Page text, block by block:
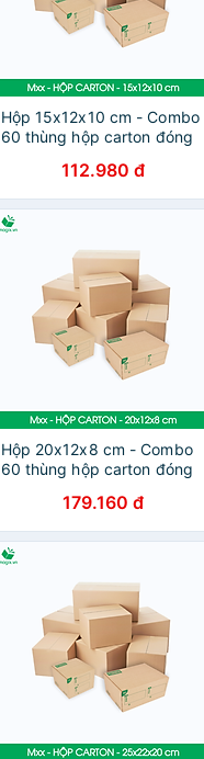
Hộp 15x12x10 cm - Combo
60 thùng hộp carton đóng
112.980 đ
Hộp 20x12x8 cm - Combo
60 thùng hộp carton đóng
179.160 đ